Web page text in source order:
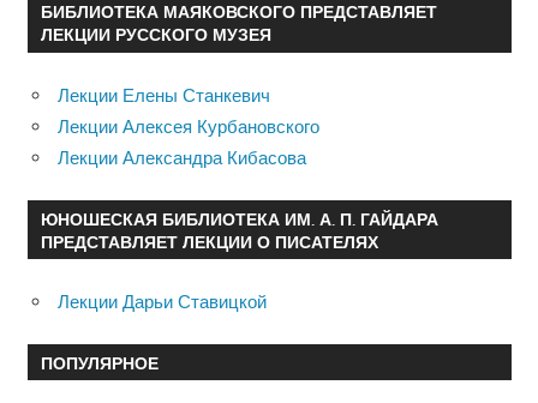
БИБЛИОТЕКА МАЯКОВСКОГО ПРЕДСТАВЛЯЕТ
ЛЕКЦИИ РУССКОГО МУЗЕЯ
Лекции Елены Станкевич
Лекции Алексея Курбановского
Лекции Александра Кибасова
ЮНОШЕСКАЯ БИБЛИОТЕКА ИМ. А. П. ГАЙДАРА
ПРЕДСТАВЛЯЕТ ЛЕКЦИИ О ПИСАТЕЛЯХ
Лекции Дарьи Ставицкой
ПОПУЛЯРНОЕ